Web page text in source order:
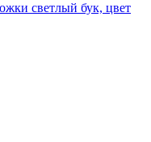
светлый бук, цвет